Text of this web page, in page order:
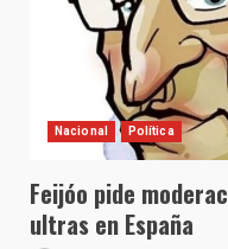
Nacional Política
Feijóo pide
ultras en España